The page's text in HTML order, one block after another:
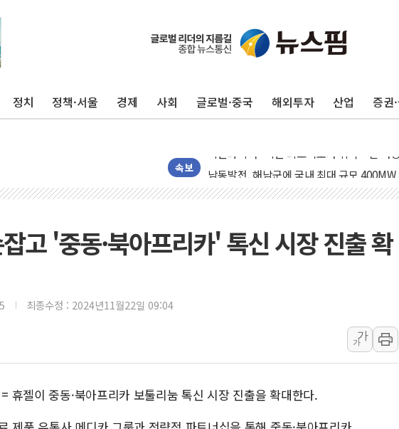
정치 정책·서울 경제 사회 글로벌·중국 해외투자 산업 증권
속보
[사진] 빈살만과 에르도안의 만남
남동발전, 해남군에 국내 최대 규모
[인도증시] 중동 불안 속 유가 상승에 소폭
폭염 누그러지고 가뭄 숙지나...경북동해안
사우디·튀르키예·파키스탄, '공동방위협
[코인시황] 비트코인 6만4000달러대 횡보
[베트남 증시] 유동성 부진 지속, 강보합 마
후티 반군, 예멘 정부군과 사우디 동시 공격
42.5도 역대급 폭염…동물들도 특별식으로
고 '중동·북아프리카' 톡신 시장 진출 확
최종수정 : 2024년11월22일 09:04
가
가
휴젤이 중동·북아프리카 보툴리눔 톡신 시장 진출을 확대한다.